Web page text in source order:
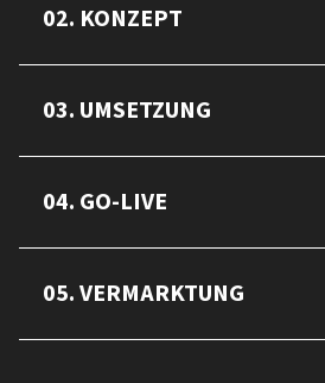
02. KONZEPT
03. UMSETZUNG
04. GO-LIVE
05. VERMARKTUNG